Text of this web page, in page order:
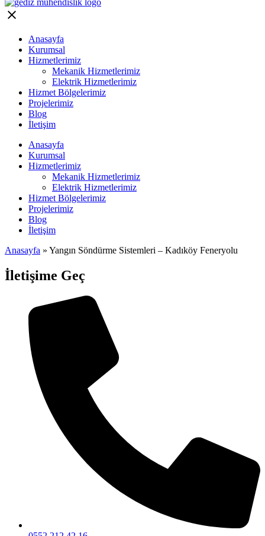
Anasayfa
Kurumsal
Hizmetlerimiz
Mekanik Hizmetlerimiz
Elektrik Hizmetlerimiz
Hizmet Bölgelerimiz
Projelerimiz
Blog
İletişim
Anasayfa
Kurumsal
Hizmetlerimiz
Mekanik Hizmetlerimiz
Elektrik Hizmetlerimiz
Hizmet Bölgelerimiz
Projelerimiz
Blog
İletişim
Anasayfa » Yangın Söndürme Sistemleri – Kadıköy Feneryolu
İletişime Geç